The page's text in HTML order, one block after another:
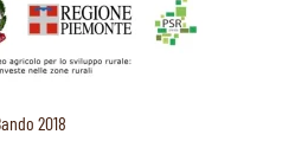
2018